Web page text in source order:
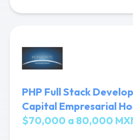
PHP Full Stack
Capital Empresarial
$70,000 a 80,000